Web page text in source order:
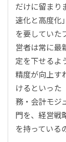
だけに留まり
速化と高度化
を要していた
営者は常に最
定を下せるよ
精度が向上す
けるといった
務・会計モジ
門を、経営戦
を持っている